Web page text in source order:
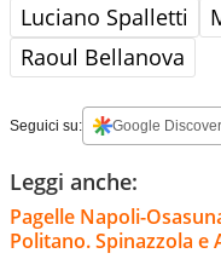
Luciano Spalletti
Raoul Bellanova
Seguici su: Google Discover
Leggi anche:
Pagelle Napoli-
Politano. Spinazzola e